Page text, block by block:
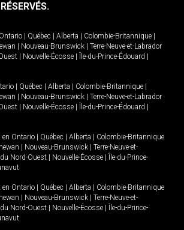
Ontario Québec Alberta Colombie-Britannique
Nouveau-Brunswick
Terre-Neuve-et-Labrador
Nouvelle-Écosse Île-du-Prince-Édouard
Québec Alberta Colombie-Britannique
Nouveau-Brunswick
Terre-Neuve-et-Labrador
Nouvelle-Écosse Île-du-Prince-Édouard
en Ontario Québec Alberta
Colombie-Britannique
Nouveau-Brunswick
Terre-Neuve-et-
Nord-Ouest Nouvelle-Écosse
Île-du-Prince-
en Ontario Québec Alberta
Colombie-Britannique
Nouveau-Brunswick
Terre-Neuve-et-
Nord-Ouest Nouvelle-Écosse
Île-du-Prince-